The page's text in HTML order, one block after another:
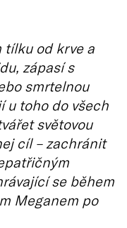
tílku od krve a
zápasí s
smrtelnou
u toho do všech
světovou
cíl – zachránit
se během
Meganem po